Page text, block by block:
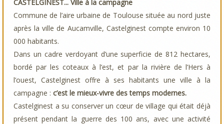
CASTELGINEST... Ville à la campagne
Commune de l’aire urbaine de Toulouse située au nord juste
après la ville de Aucamville, Castelginest compte environ 10
000 habitants.
Dans un cadre verdoyant d’une superficie de 812 hectares,
bordé par les coteaux à l’est, et par la rivière de l’Hers à
l’ouest, Castelginest offre à ses habitants une ville à la
campagne : c’est le mieux-vivre des temps modernes.
Castelginest a su conserver un cœur de village qui était déjà
présent pendant la guerre des 100 ans, avec une activité